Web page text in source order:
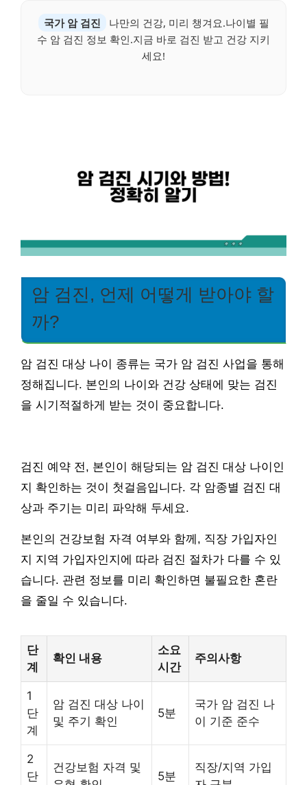
국가 암 검진
나만의 건강, 미리 챙겨요.나이별 필
수 암 검진 정보 확인.지금 바로 검진 받고 건강 지키
세요!
암 검진, 언제 어떻게 받아야 할
까?
암 검진 대상 나이 종류는 국가 암 검진 사업을 통해
정해집니다. 본인의 나이와 건강 상태에 맞는 검진
을 시기적절하게 받는 것이 중요합니다.
검진 예약 전, 본인이 해당되는 암 검진 대상 나이인
지 확인하는 것이 첫걸음입니다. 각 암종별 검진 대
상과 주기는 미리 파악해 두세요.
본인의 건강보험 자격 여부와 함께, 직장 가입자인
지 지역 가입자인지에 따라 검진 절차가 다를 수 있
습니다. 관련 정보를 미리 확인하면 불필요한 혼란
을 줄일 수 있습니다.
단
계
확인 내용
소요
시간
주의사항
1
단
계
암 검진 대상 나이
및 주기 확인
5분
국가 암 검진 나
이 기준 준수
2
단
건강보험 자격 및
5분
직장/지역 가입